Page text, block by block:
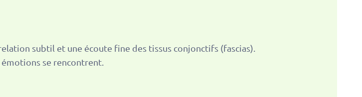
subtil et une écoute fine des tissus conjonctifs (fascias).
se rencontrent.